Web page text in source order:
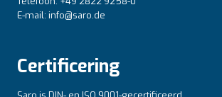
E-mail: info@saro.de
Certificering